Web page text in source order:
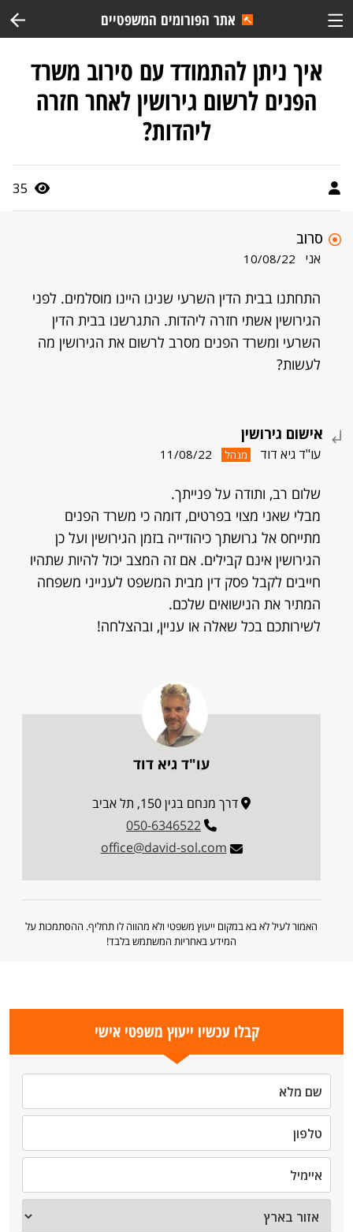
אתר הפורומים המשפטיים
איך ניתן להתמודד עם סירוב משרד
הפנים לרשום גירושין לאחר חזרה
ליהדות?
35
סרוב
אני 10/08/22
התחתנו בבית הדין השרעי שנינו היינו מוסלמים. לפני
הגירושין אשתי חזרה ליהדות. התגרשנו בבית הדין
השרעי ומשרד הפנים מסרב לרשום את הגירושין מה
לעשות?
אישום גירושין
עו"ד גיא דוד מנהל 11/08/22
שלום רב, ותודה על פנייתך.
מבלי שאני מצוי בפרטים, דומה כי משרד הפנים
מתייחס אל גרושתך כיהודייה בזמן הגירושין ועל כן
הגירושין אינם קבילים. אם זה המצב יכול להיות שתהיו
חייבים לקבל פסק דין מבית המשפט לענייני משפחה
המתיר את הנישואים שלכם.
לשירותכם בכל שאלה או עניין, ובהצלחה!
עו"ד גיא דוד
דרך מנחם בגין 150, תל אביב
050-6346522
office@david-sol.com
האמור לעיל לא בא במקום ייעוץ משפטי ולא מהווה לו תחליף. ההסתמכות על
המידע באחריות המשתמש בלבד!
קבלו עכשיו ייעוץ משפטי אישי